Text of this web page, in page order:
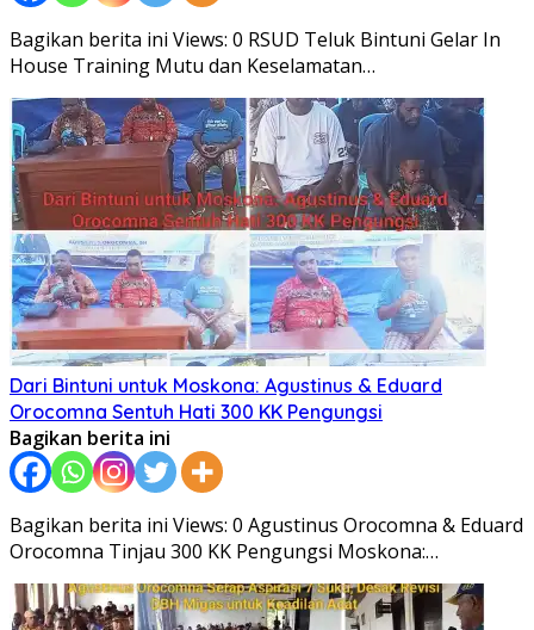
Bagikan berita ini Views: 0 RSUD Teluk Bintuni Gelar In
House Training Mutu dan Keselamatan…
Dari Bintuni untuk Moskona: Agustinus & Eduard
Orocomna Sentuh Hati 300 KK Pengungsi
Bagikan berita ini
Bagikan berita ini Views: 0 Agustinus Orocomna & Eduard
Orocomna Tinjau 300 KK Pengungsi Moskona:…